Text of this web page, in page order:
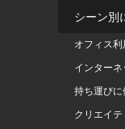
シーン別
オフィス利
インター
持ち運びに
クリエイ